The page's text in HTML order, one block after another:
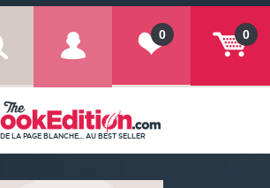
0
0
DE LA PAGE BLANCHE... AU BEST SELLER